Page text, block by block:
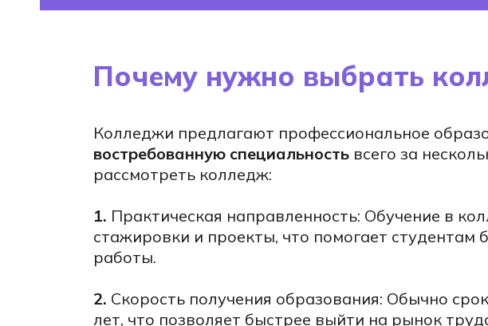
Почему нужно выбрать
Колледжи предлагают профессиональное
востребованную специальность всего за
рассмотреть колледж:
1. Практическая направленность: Обучение в
стажировки и проекты, что помогает
работы.
2. Скорость получения образования: Обычно
лет, что позволяет быстрее выйти на рынок